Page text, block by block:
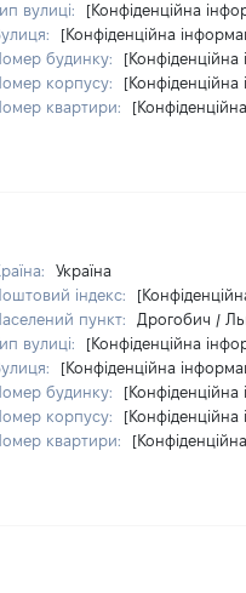
вулиці:
[Конфіденційна
[Конфіденційна
будинку:
[Конфіденційна
корпусу:
[Конфіденційна
квартири:
Україна
індекс:
пункт:
Дрогобич /
вулиці:
[Конфіденційна
[Конфіденційна
будинку:
[Конфіденційна
корпусу:
[Конфіденційна
квартири: